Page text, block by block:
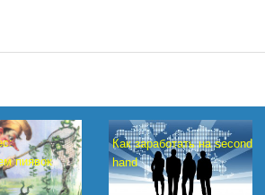
пиявок
Как заработать на second
hand